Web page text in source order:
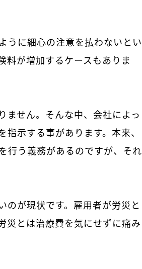
うに細心の注意を払わないとい
料が増加するケースもありま
ません。そんな中、会社によっ
示する事があります。本来、
行う義務があるのですが、それ
のが現状です。雇用者が労災と
災とは治療費を気にせずに痛み